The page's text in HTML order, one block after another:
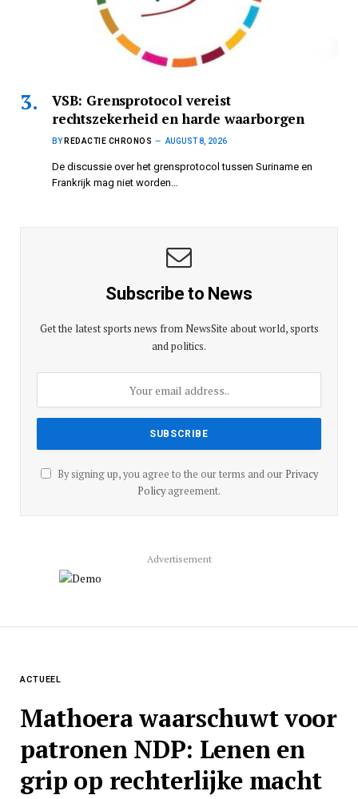
VSB: Grensprotocol vereist
rechtszekerheid en harde waarborgen
BY REDACTIE CHRONOS AUGUST 8, 2026
De discussie over het grensprotocol tussen Suriname en
Frankrijk mag niet worden…
Subscribe to News
Get the latest sports news from NewsSite about world, sports
and politics.
By signing up, you agree to the our terms and our Privacy
Policyagreement.
Advertisement
ACTUEEL
Mathoera waarschuwt voor
patronen NDP: Lenen en
grip op rechterlijke macht